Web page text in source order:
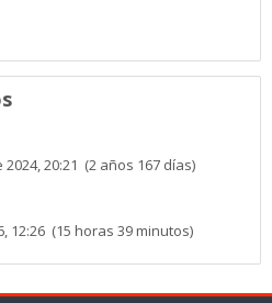
20:21 (2 años 167 días)
12:26 (15 horas 39 minutos)